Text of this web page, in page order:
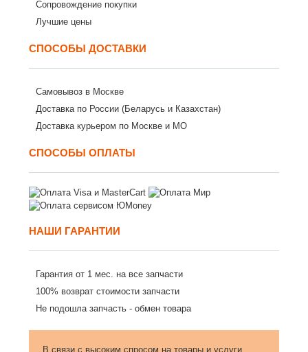
Сопровождение покупки
Лучшие цены
СПОСОБЫ ДОСТАВКИ
Самовывоз в Москве
Доставка по России (Беларусь и Казахстан)
Доставка курьером по Москве и МО
СПОСОБЫ ОПЛАТЫ
НАШИ ГАРАНТИИ
Гарантия от 1 мес. на все запчасти
100% возврат стоимости запчасти
Не подошла запчасть - обмен товара
В связи с высоким спросом на товары и услуги